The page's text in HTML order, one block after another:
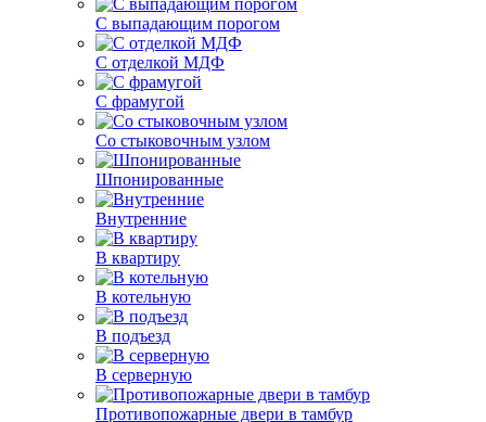
С выпадающим порогом
С отделкой МДФ
С фрамугой
Со стыковочным узлом
Шпонированные
Внутренние
В квартиру
В котельную
В подъезд
В серверную
Противопожарные двери в тамбур